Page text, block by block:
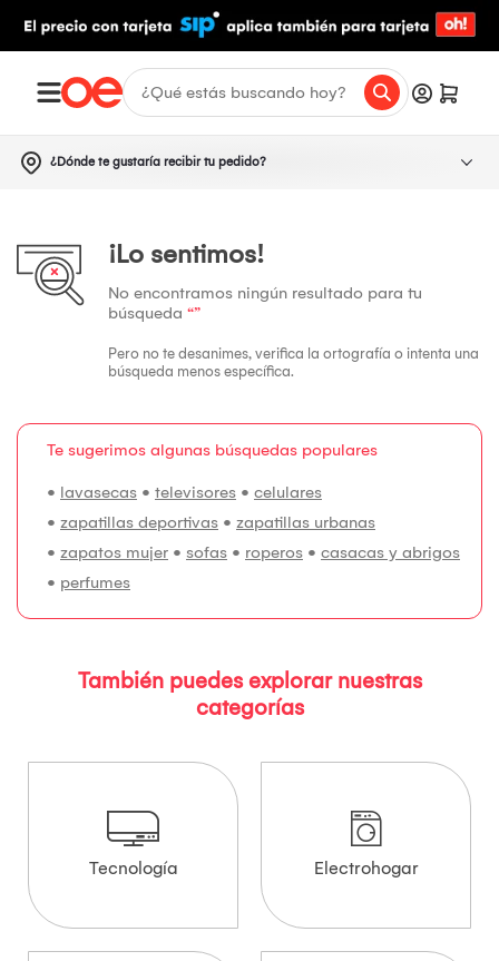
¿Dónde te gustaría recibir tu pedido?
¡Lo sentimos!
No encontramos ningún resultado para tu
búsqueda “”
Pero no te desanimes, verifica la ortografía o intenta una
búsqueda menos específica.
Te sugerimos algunas búsquedas populares
• lavasecas • televisores • celulares
• zapatillas deportivas • zapatillas urbanas
• zapatos mujer • sofas • roperos • casacas y abrigos
• perfumes
También puedes explorar nuestras
categorías
Tecnología Electrohogar